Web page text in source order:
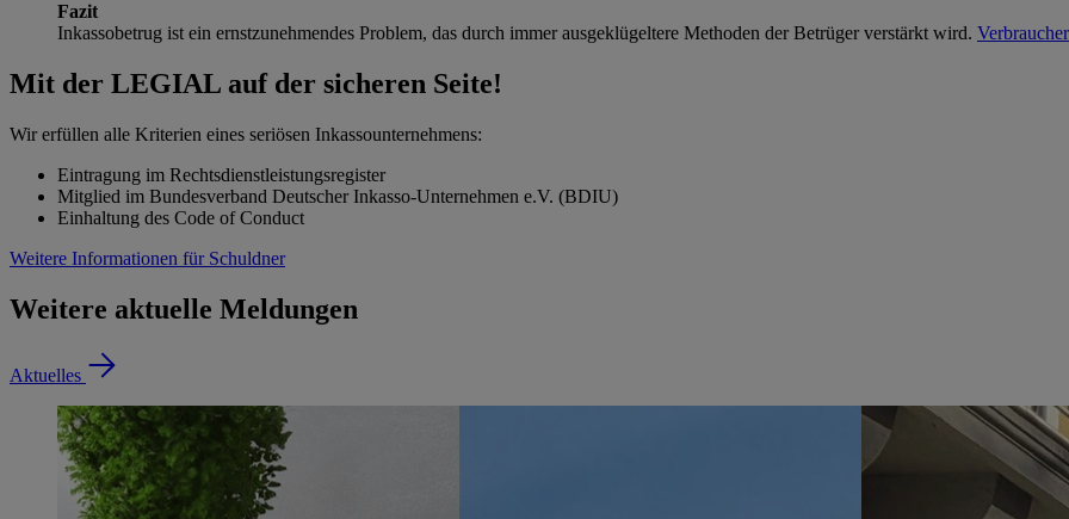
Fazit
Inkassobetrug ist ein ernstzunehmendes Problem, das durch immer ausgeklügeltere Methoden der Betrüger verstärkt wird. Verbraucher
Mit der LEGIAL auf der sicheren Seite!
Wir erfüllen alle Kriterien eines seriösen Inkassounternehmens:
Eintragung im Rechtsdienstleistungsregister
Mitglied im Bundesverband Deutscher Inkasso-Unternehmen e.V. (BDIU)
Einhaltung des Code of Conduct
Weitere Informationen für Schuldner
Weitere aktuelle Meldungen
Aktuelles